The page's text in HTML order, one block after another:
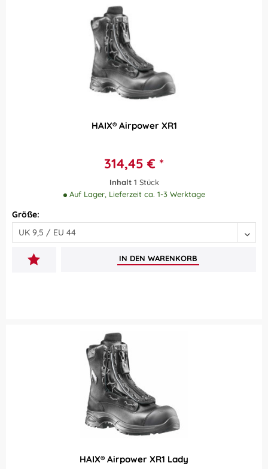
HAIX® Airpower XR1
314,45 € *
Inhalt 1 Stück
Auf Lager, Lieferzeit ca. 1-3 Werktage
Größe:
IN DEN WARENKORB
HAIX® Airpower XR1 Lady